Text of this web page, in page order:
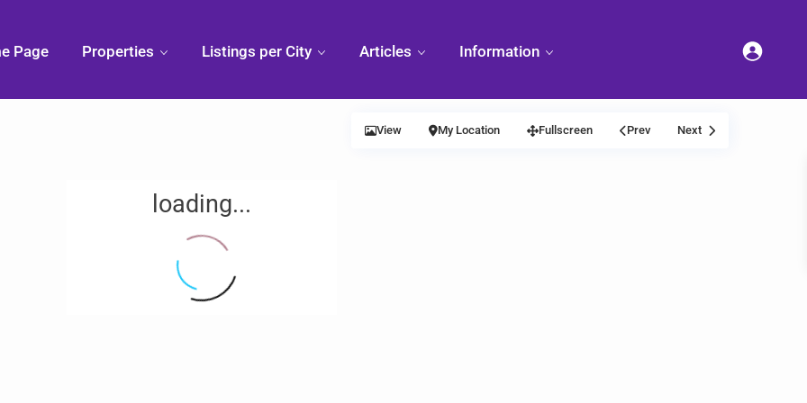
Page Properties Listings per City Articles Information
loading...
View My Location Fullscreen Prev Next